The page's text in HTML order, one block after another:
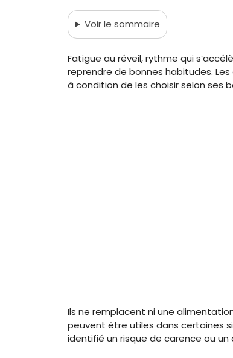
Voirle sommaire
Fatigue au réveil, rythme qui
reprendre de bonnes habitudes.
à condition de les choisir selon ses
Ils ne remplacent ni une
peuvent être utiles dans certaines
identifié un risque de carence ou